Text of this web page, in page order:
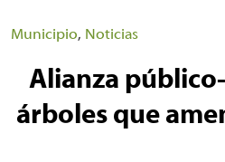
Municipio, Noticias
Alianza
árboles que